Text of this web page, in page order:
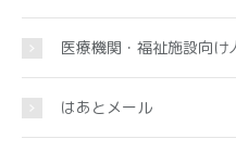
医療機関・福祉施設向け
はあとメール